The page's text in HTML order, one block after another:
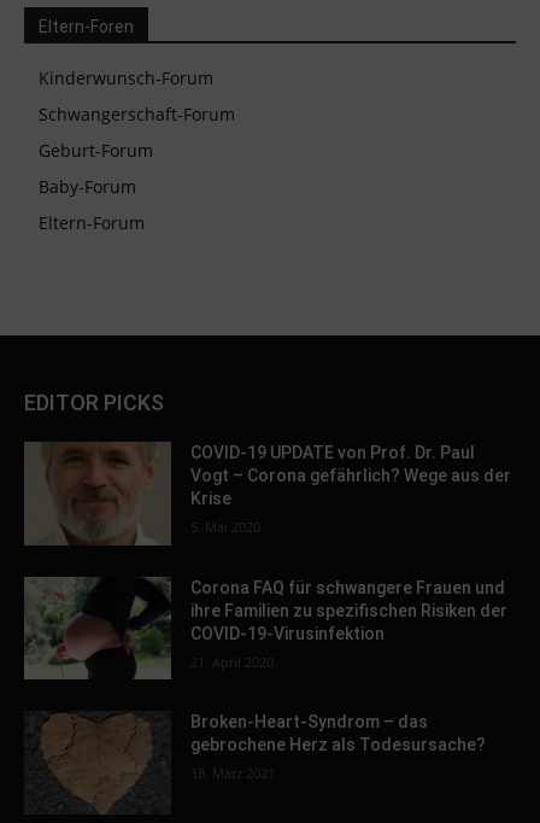
Eltern-Foren
Kinderwunsch-Forum
Schwangerschaft-Forum
Geburt-Forum
Baby-Forum
Eltern-Forum
EDITOR PICKS
COVID-19 UPDATE von Prof. Dr. Paul
Vogt – Corona gefährlich? Wege aus der
Krise
5. Mai 2020
Corona FAQ für schwangere Frauen und
ihre Familien zu spezifischen Risiken der
COVID-19-Virusinfektion
21. April 2020
Broken-Heart-Syndrom – das
gebrochene Herz als Todesursache?
18. März 2021